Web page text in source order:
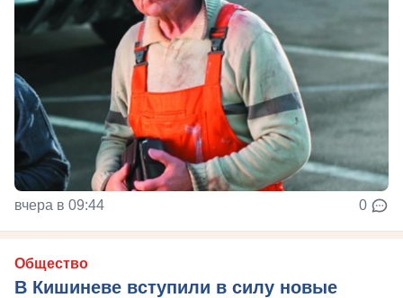
вчера в 09:44 0
Общество
В Кишиневе вступили в силу новые